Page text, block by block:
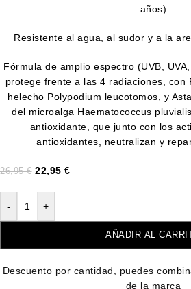
años)
Resistente al agua, al sudor y a la
Fórmula de amplio espectro (UVB,
protege frente a las 4 radiaciones, con
helecho Polypodium leucotomos, y
del microalga Haematococcus
antioxidante, que junto con los
antioxidantes, neutralizan y
26,95€ 22,95 €
- +
AÑADIR AL
Descuento por cantidad, puedes
de la marca